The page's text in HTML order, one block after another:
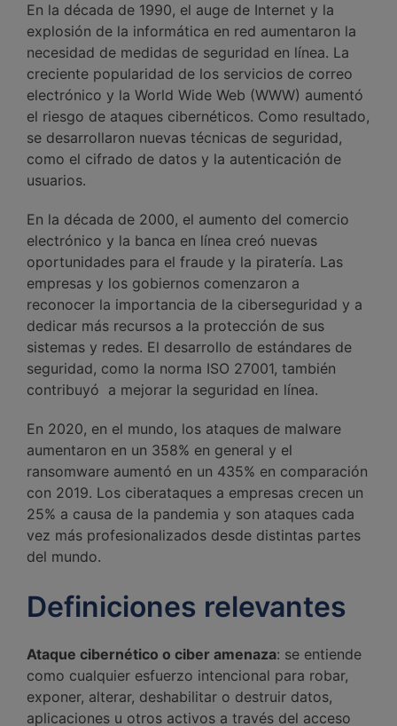
En la década de 1990, el auge de Internet y la
explosión de la informática en red aumentaron la
necesidad de medidas de seguridad en línea. La
creciente popularidad de los servicios de correo
electrónico y la World Wide Web (WWW) aumentó
el riesgo de ataques cibernéticos. Como resultado,
se desarrollaron nuevas técnicas de seguridad,
como el cifrado de datos y la autenticación de
usuarios.
En la década de 2000, el aumento del comercio
electrónico y la banca en línea creó nuevas
oportunidades para el fraude y la piratería. Las
empresas y los gobiernos comenzaron a
reconocer la importancia de la ciberseguridad y a
dedicar más recursos a la protección de sus
sistemas y redes. El desarrollo de estándares de
seguridad, como la norma ISO 27001, también
contribuyó a mejorar la seguridad en línea.
En 2020, en el mundo, los ataques de malware
aumentaron en un 358% en general y el
ransomware aumentó en un 435% en comparación
con 2019. Los ciberataques a empresas crecen un
25% a causa de la pandemia y son ataques cada
vez más profesionalizados desde distintas partes
del mundo.
Definiciones relevantes
Ataque cibernético o ciber amenaza: se entiende
como cualquier esfuerzo intencional para robar,
exponer, alterar, deshabilitar o destruir datos,
aplicaciones u otros activos a través del acceso